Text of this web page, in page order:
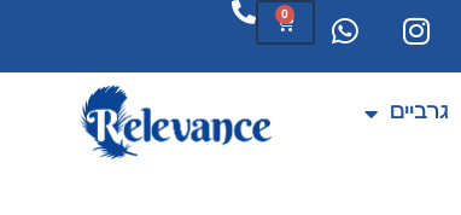
המוצרים מתחדשים לעיתים קרובות
0
גרביים